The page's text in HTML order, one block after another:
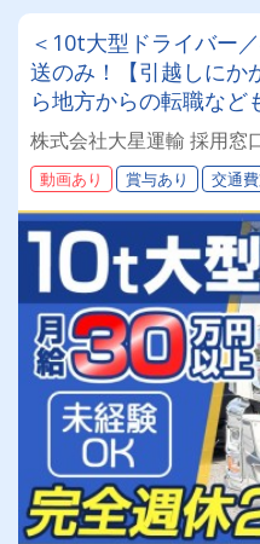
＜10t大型ドライバー
送のみ！【引越しにか
ら地方からの転職な
◎20～50代が活躍中！
活躍中！大手取引先が
働けます！
株式会社大星運輸 採用窓
動画あり 賞与あり 交通